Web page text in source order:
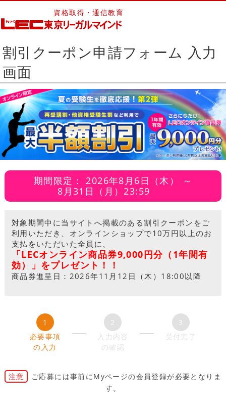
資格取得・通信教育
割引クーポン申請フォーム 入力
画面
期間限定： 2026年8月6日（木） ～
8月31日（月）23:59
対象期間中に当サイトへ掲載のある割引クーポンをご
利用いただき、オンラインショップで10万円以上のお
支払をいただいた全員に、
「LECオンライン商品券9,000円分（1年間有
効）」をプレゼント！！
商品券進呈日：2026年11月12日（木）18:00以降
必要事項
の入力
入力内容
の確認
受付完了
注意
ご応募には事前にMyページの会員登録が必要となりま
す。